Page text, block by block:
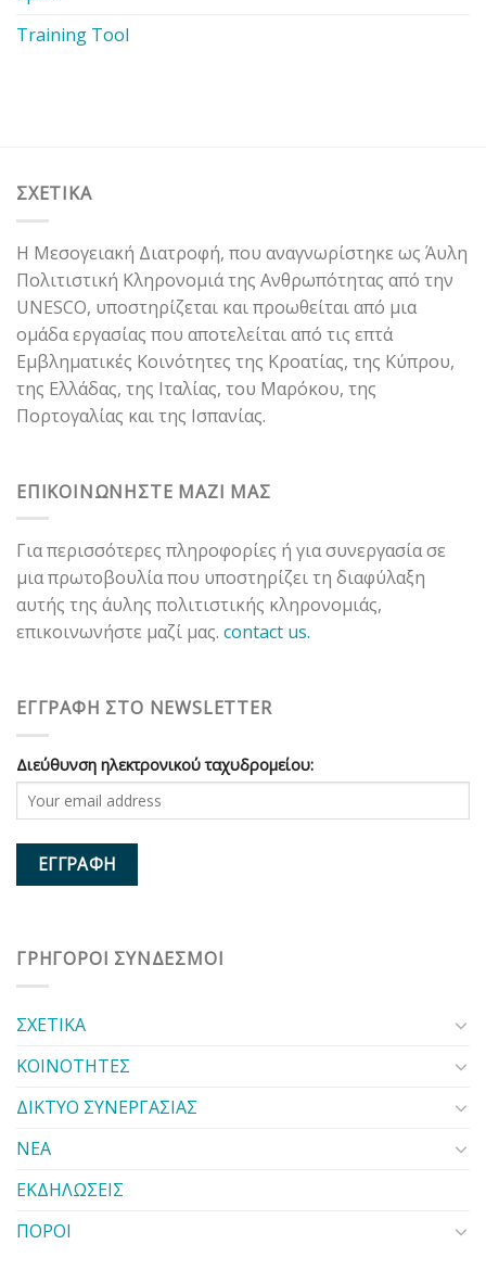
Training Tool
ΣΧΕΤΙΚΑ
Η Μεσογειακή Διατροφή, που αναγνωρίστηκε ως Άυλη
Πολιτιστική Κληρονομιά της Ανθρωπότητας από την
UNESCO, υποστηρίζεται και προωθείται από μια
ομάδα εργασίας που αποτελείται από τις επτά
Εμβληματικές Κοινότητες της Κροατίας, της Κύπρου,
της Ελλάδας, της Ιταλίας, του Μαρόκου, της
Πορτογαλίας και της Ισπανίας.
ΕΠΙΚΟΙΝΩΝΗΣΤΕ ΜΑΖΙ ΜΑΣ
Για περισσότερες πληροφορίες ή για συνεργασία σε
μια πρωτοβουλία που υποστηρίζει τη διαφύλαξη
αυτής της άυλης πολιτιστικής κληρονομιάς,
επικοινωνήστε μαζί μας. contact us.
ΕΓΓΡΑΦΗ ΣΤΟ NEWSLETTER
Διεύθυνση ηλεκτρονικού ταχυδρομείου:
ΓΡΗΓΟΡΟΙ ΣΥΝΔΕΣΜΟΙ
ΣΧΕΤΙΚΑ
ΚΟΙΝΟΤΗΤΕΣ
ΔΙΚΤΥΟ ΣΥΝΕΡΓΑΣΙΑΣ
ΝΕΑ
ΕΚΔΗΛΩΣΕΙΣ
ΠΟΡΟΙ